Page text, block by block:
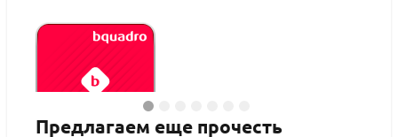
Предлагаем еще прочесть